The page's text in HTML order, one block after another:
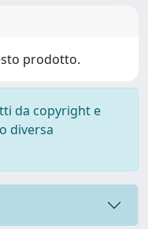
prodotto.
da copyright e
diversa